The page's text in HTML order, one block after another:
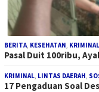
BERITA, KESEHATAN, KRIMINAL
Pasal Duit 100ribu,
KRIMINAL, LINTAS DAERAH,
17 Pengaduan Soal